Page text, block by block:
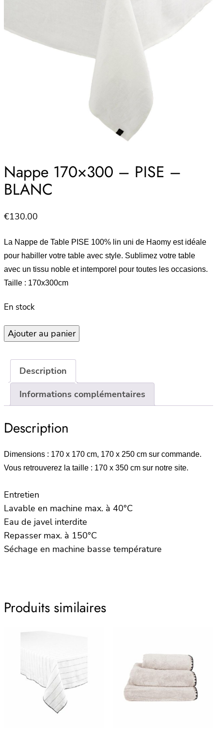
Nappe 170×300 – PISE –
BLANC
€130.00
La Nappe de Table PISE 100% lin uni de Haomy est idéale
pour habiller votre table avec style. Sublimez votre table
avec un tissu noble et intemporel pour toutes les occasions.
Taille : 170x300cm
En stock
quantité
de
170×300
–
–
Ajouter au panier
Description
Informations complémentaires
Description
Dimensions : 170 x 170 cm, 170 x 250 cm sur commande.
Vous retrouverez la taille : 170 x 350 cm sur notre site.
Entretien
Lavable en machine max. à 40°C
Eau de javel interdite
Repasser max. à 150°C
Séchage en machine basse température
Produits similaires